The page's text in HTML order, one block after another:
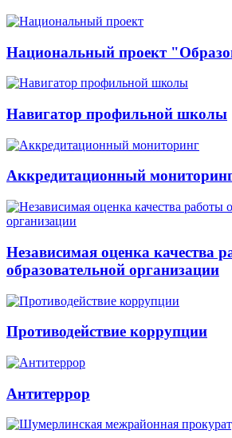
Национальный проект
Навигатор профильной школы
Аккредитационный
Независимая оценка качества
образовательной организации
Противодействие коррупции
Антитеррор